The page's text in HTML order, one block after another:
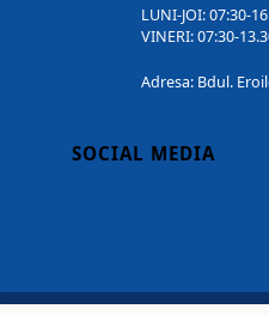
LUNI-JOI: 07:30-
VINERI: 07:30-
Adresa: Bdul.
SOCIAL MEDIA